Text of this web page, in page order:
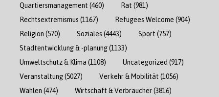
Quartiersmanagement (460) Rat (981)
Rechtsextremismus (1167) Refugees Welcome (904)
Religion (570) Soziales (4443) Sport (757)
Stadtentwicklung & -planung(1133)
Umweltschutz & Klima (1108) Uncategorized (917)
Veranstaltung(5027) Verkehr & Mobilität (1056)
Wahlen (474) Wirtschaft & Verbraucher(3816)